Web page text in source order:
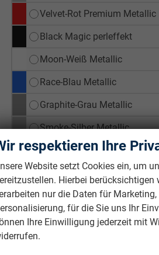
Velvet-Rot Premium Metallic
Black Magic perleffekt
Moon-Weiß Metallic
Race-Blau Metallic
Graphite-Grau Metallic
Smoke-Silber Metallic
Stahl Grau
Velvet-Rot Premium Metallic
Allgemeines
Innen
respektieren Ihre
Website setzt Cookies ein, um
Hierbei berücksichtigen
nur die Daten für
für die Sie uns Ihr
Ihre Einwilligung jederzeit mit